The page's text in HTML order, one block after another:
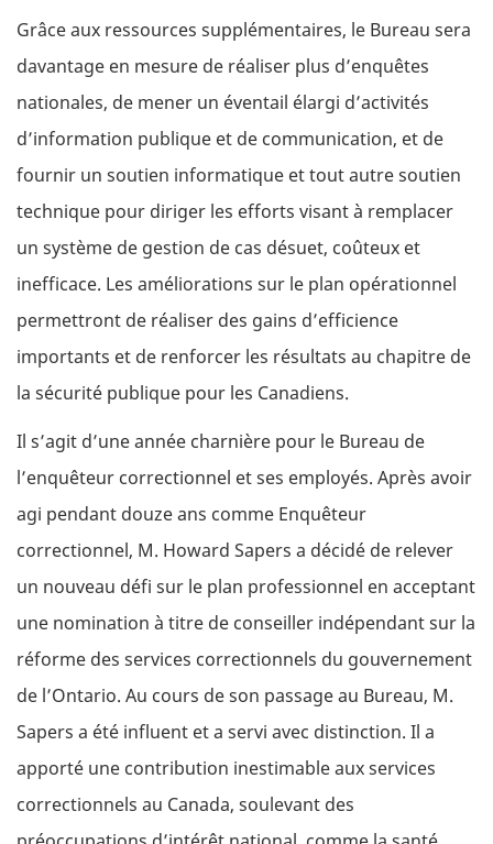
Grâce aux ressources supplémentaires, le Bureau sera
davantage en mesure de réaliser plus d’enquêtes
nationales, de mener un éventail élargi d’activités
d’information publique et de communication, et de
fournir un soutien informatique et tout autre soutien
technique pour diriger les efforts visant à remplacer
un système de gestion de cas désuet, coûteux et
inefficace. Les améliorations sur le plan opérationnel
permettront de réaliser des gains d’efficience
importants et de renforcer les résultats au chapitre de
la sécurité publique pour les Canadiens.
Il s’agit d’une année charnière pour le Bureau de
l’enquêteur correctionnel et ses employés. Après avoir
agi pendant douze ans comme Enquêteur
correctionnel, M. Howard Sapers a décidé de relever
un nouveau défi sur le plan professionnel en acceptant
une nomination à titre de conseiller indépendant sur la
réforme des services correctionnels du gouvernement
de l’Ontario. Au cours de son passage au Bureau, M.
Sapers a été influent et a servi avec distinction. Il a
apporté une contribution inestimable aux services
correctionnels au Canada, soulevant des